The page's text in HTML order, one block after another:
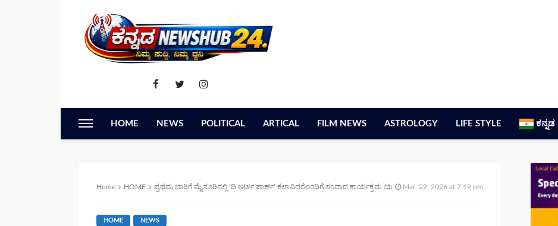
HOME NEWS POLITICAL ARTICAL FILM NEWS ASTROLOGY LIFE STYLE ಕನ್ನಡ
Home HOME ಪ್ರಥಮ ಬಾರಿಗೆ ಮೈಸೂರಿನಲ್ಲಿ ‘ದಿ ಆರ್ಟ್ ಪಾರ್ಕ್’ ಕಲಾವಿದರೊಂದಿಗೆ ಸಂವಾದ ಕಾರ್ಯಕ್ರಮ ಯಶಸ್ವಿ Mar. 22, 2026 at 7:19 pm
HOME NEWS